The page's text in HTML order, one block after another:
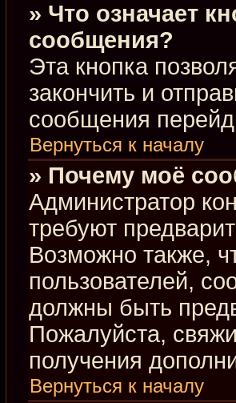
» Что означает
сообщения?
Эта кнопка
закончить и
сообщения
Вернуться к началу
» Почему моё
Администратор
требуют
Возможно также,
пользователей,
должны быть
Пожалуйста,
получения
Вернуться к началу